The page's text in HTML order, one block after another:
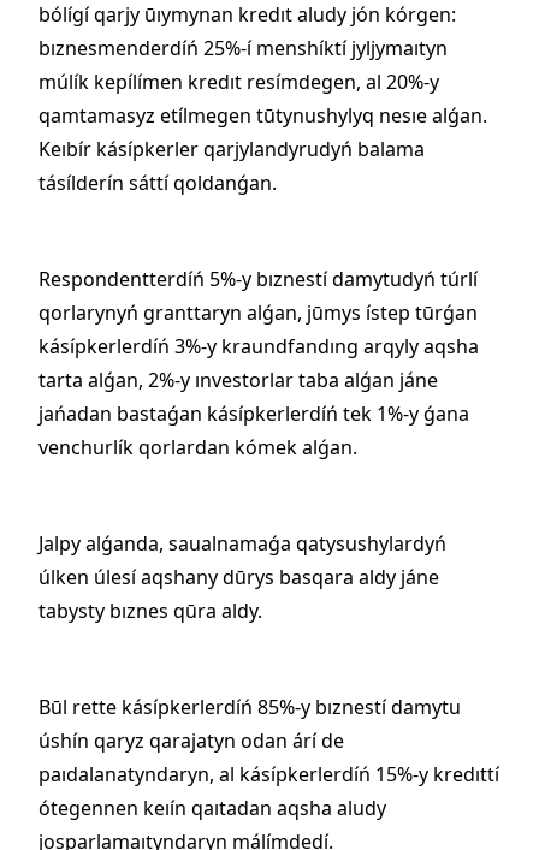
bólígí qarjy ūıymynan kredıt aludy jón kórgen:
bıznesmenderdíń 25%-í menshíktí jyljymaıtyn
múlík kepílímen kredıt resímdegen, al 20%-y
qamtamasyz etílmegen tūtynushylyq nesıe alǵan.
Keıbír kásípkerler qarjylandyrudyń balama
tásílderín sáttí qoldanǵan.
Respondentterdíń 5%-y bıznestí damytudyń túrlí
qorlarynyń granttaryn alǵan, jūmys ístep tūrǵan
kásípkerlerdíń 3%-y kraundfandıng arqyly aqsha
tarta alǵan, 2%-y ınvestorlar taba alǵan jáne
jańadan bastaǵan kásípkerlerdíń tek 1%-y ǵana
venchurlík qorlardan kómek alǵan.
Jalpy alǵanda, saualnamaǵa qatysushylardyń
úlken úlesí aqshany dūrys basqara aldy jáne
tabysty bıznes qūra aldy.
Būl rette kásípkerlerdíń 85%-y bıznestí damytu
úshín qaryz qarajatyn odan árí de
paıdalanatyndaryn, al kásípkerlerdíń 15%-y kredıttí
ótegennen keıín qaıtadan aqsha aludy
josparlamaıtyndaryn málímdedí.